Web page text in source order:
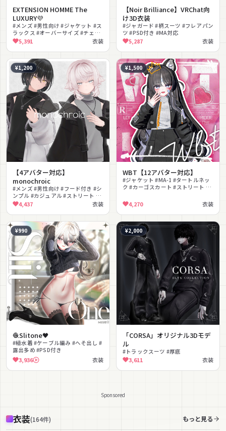
EXTENSION HOMME The
LUXURY💜
#メンズ #男性向け #ジャケット #ス
ラックス #オーバーサイズ #チェー
ン #クール #上品 #ショルダーバッ
グ #きれいめ
5,391 衣装
【Noir Brilliance】VRChat向
け3D衣装
#ジャガード #柄スーツ #フレアパン
ツ #PSD付き #MA対応
5,287 衣装
¥1,200
【4アバター対応】
monochroic
#メンズ #男性向け #フード付き #シ
ンプル #カジュアル #ストリート #
ニット #オーバーサイズ #色変更可
能 #PSD付き
4,437 衣装
¥1,500
WBT【12アバター対応】
#ジャケット #MA-1 #タートルネッ
ク #カーゴスカート #ストリート #
ボーイッシュ #lilToon対応
4,270 衣装
¥990
🧶Slitone🖤
#紐水着 #ケーブル編み #へそ出し #
露出多め #PSD付き
3,936 衣装
¥2,000
「CORSA」オリジナル3Dモデ
ル
#トラックスーツ #厚底
3,611 衣装
Sponsored
衣装(164件) もっと見る